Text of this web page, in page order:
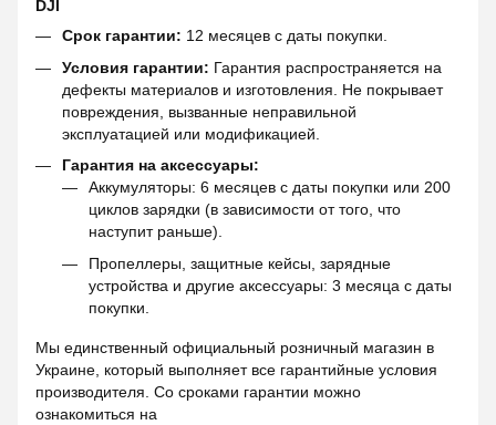
DJI
Срок гарантии: 12 месяцев с даты покупки.
Условия гарантии: Гарантия распространяется на
дефекты материалов и изготовления. Не покрывает
повреждения, вызванные неправильной
эксплуатацией или модификацией.
Гарантия на аксессуары:
Аккумуляторы: 6 месяцев с даты покупки или 200
циклов зарядки (в зависимости от того, что
наступит раньше).
Пропеллеры, защитные кейсы, зарядные
устройства и другие аксессуары: 3 месяца с даты
покупки.
Мы единственный официальный розничный магазин в
Украине, который выполняет все гарантийные условия
производителя. Со сроками гарантии можно
ознакомиться на